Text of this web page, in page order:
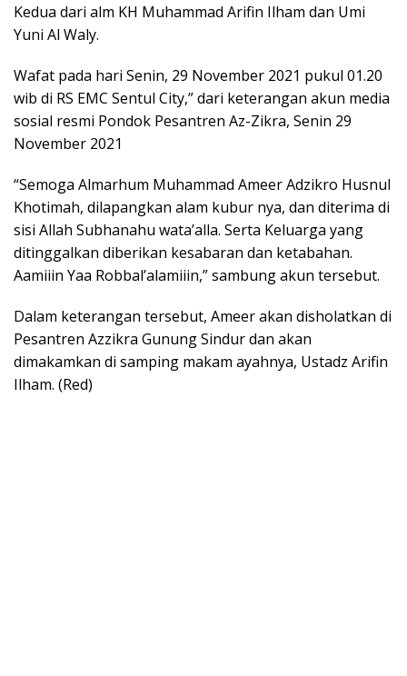
Kedua dari alm KH Muhammad Arifin Ilham dan Umi
Yuni Al Waly.
Wafat pada hari Senin, 29 November 2021 pukul 01.20
wib di RS EMC Sentul City,” dari keterangan akun media
sosial resmi Pondok Pesantren Az-Zikra, Senin 29
November 2021
“Semoga Almarhum Muhammad Ameer Adzikro Husnul
Khotimah, dilapangkan alam kubur nya, dan diterima di
sisi Allah Subhanahu wata’alla. Serta Keluarga yang
ditinggalkan diberikan kesabaran dan ketabahan.
Aamiiin Yaa Robbal’alamiiin,” sambung akun tersebut.
Dalam keterangan tersebut, Ameer akan disholatkan di
Pesantren Azzikra Gunung Sindur dan akan
dimakamkan di samping makam ayahnya, Ustadz Arifin
Ilham. (Red)